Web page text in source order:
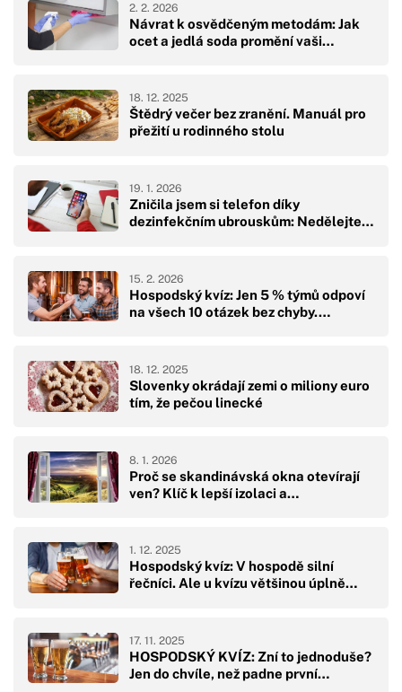
Návrat k osvědčeným metodám: Jak
ocet a jedlá soda promění vaši…
2. 2. 2026
Štědrý večer bez zranění. Manuál pro
přežití u rodinného stolu
18. 12. 2025
Zničila jsem si telefon díky
dezinfekčním ubrouskům: Nedělejte…
19. 1. 2026
Hospodský kvíz: Jen 5 % týmů odpoví
na všech 10 otázek bez chyby.…
15. 2. 2026
Slovenky okrádají zemi o miliony euro
tím, že pečou linecké
18. 12. 2025
Proč se skandinávská okna otevírají
ven? Klíč k lepší izolaci a…
8. 1. 2026
Hospodský kvíz: V hospodě silní
řečníci. Ale u kvízu většinou úplně…
1. 12. 2025
HOSPODSKÝ KVÍZ: Zní to jednoduše?
Jen do chvíle, než padne první…
17. 11. 2025